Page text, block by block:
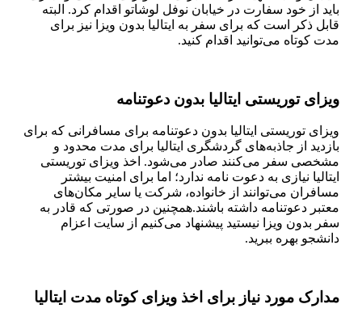
باید از خود سفارت در خیابان نوفل لوشاتو اقدام کرد. البته
قابل ذکر است که برای سفر به ایتالیا بدون ویزا نیز برای
مدت کوتاه می‌توانید اقدام کنید.
ویزای توریستی ایتالیا بدون دعوتنامه
ویزای توریستی ایتالیا بدون دعوتنامه برای مسافرانی که برای
بازدید از جاذبه‌های گردشگری ایتالیا برای مدت محدود و
مشخصی سفر می‌کنند صادر می‌شود. اخذ ویزای توریستی
ایتالیا نیازی به دعوت نامه ندارد؛ اما برای امنیت بیشتر
مسافران می‌توانند از خانواده، شرکت یا سایر مکان‌های
معتبر دعوتنامه داشته باشند.همچنین در صورتی که قادر به
سفر بدون ویزا نیستید پیشنهاد می‌کنیم از سایت اعزام
دانشجو بهره ببرید.
مدارک مورد نیاز برای اخذ ویزای کوتاه مدت ایتالیا